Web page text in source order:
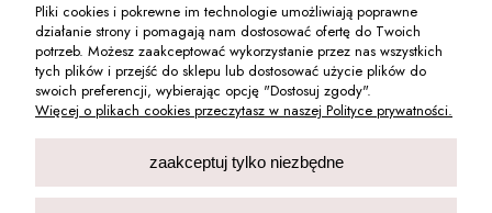
O NAS
MOJE KONTO
PŁATNOŚCI I DOSTAWA
Pliki cookies i pokrewne im technologie umożliwiają poprawne
działanie strony i pomagają nam dostosować ofertę do Twoich
potrzeb. Możesz zaakceptować wykorzystanie przez nas wszystkich
tych plików i przejść do sklepu lub dostosować użycie plików do
swoich preferencji, wybierając opcję "Dostosuj zgody".
Więcej o plikach cookies przeczytasz w naszej Polityce prywatności.
zaakceptuj tylko niezbędne